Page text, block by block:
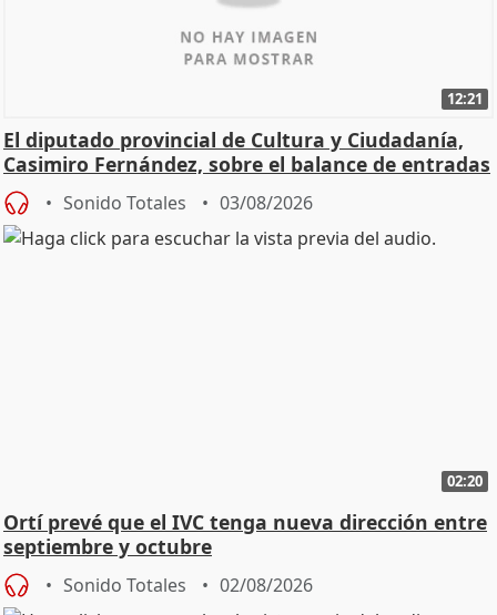
12:21
El diputado provincial de Cultura y Ciudadanía,
Casimiro Fernández, sobre el balance de entradas
Sonido Totales 03/08/2026
02:20
Ortí prevé que el IVC tenga nueva dirección entre
septiembre y octubre
Sonido Totales 02/08/2026